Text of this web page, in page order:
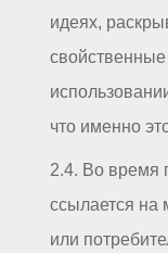
идеях,
свойственные
что именно
2.4. Во время
ссылается на
или